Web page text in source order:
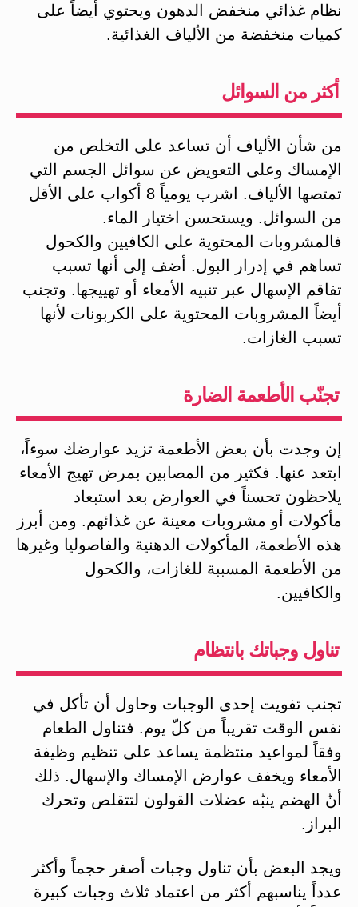
نظام غذائي منخفض الدهون ويحتوي أيضاً على
كميات منخفضة من الألياف الغذائية.
أكثر من السوائل
من شأن الألياف أن تساعد على التخلص من
الإمساك وعلى التعويض عن سوائل الجسم التي
تمتصها الألياف. اشرب يومياً 8 أكواب على الأقل
من السوائل. ويستحسن اختيار الماء.
فالمشروبات المحتوية على الكافيين والكحول
تساهم في إدرار البول. أضف إلى أنها تسبب
تفاقم الإسهال عبر تنبيه الأمعاء أو تهييجها. وتجنب
أيضاً المشروبات المحتوية على الكربونات لأنها
تسبب الغازات.
تجنّب الأطعمة الضارة
إن وجدت بأن بعض الأطعمة تزيد عوارضك سوءاً،
ابتعد عنها. فكثير من المصابين بمرض تهيج الأمعاء
يلاحظون تحسناً في العوارض بعد استبعاد
مأكولات أو مشروبات معينة عن غذائهم. ومن أبرز
هذه الأطعمة، المأكولات الدهنية والفاصوليا وغيرها
من الأطعمة المسببة للغازات، والكحول
والكافيين.
تناول وجباتك بانتظام
تجنب تفويت إحدى الوجبات وحاول أن تأكل في
نفس الوقت تقريباً من كلّ يوم. فتناول الطعام
وفقاً لمواعيد منتظمة يساعد على تنظيم وظيفة
الأمعاء ويخفف عوارض الإمساك والإسهال. ذلك
أنّ الهضم ينبّه عضلات القولون لتتقلص وتحرك
البراز.
ويجد البعض بأن تناول وجبات أصغر حجماً وأكثر
عدداً يناسبهم أكثر من اعتماد ثلاث وجبات كبيرة